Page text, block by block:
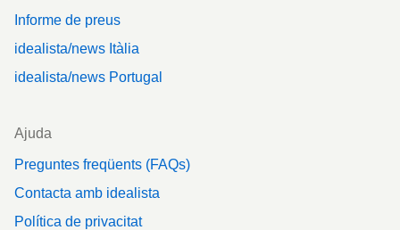
Informe de preus
idealista/news Itàlia
idealista/news Portugal
Ajuda
Preguntes freqüents (FAQs)
Contacta amb idealista
Política de privacitat